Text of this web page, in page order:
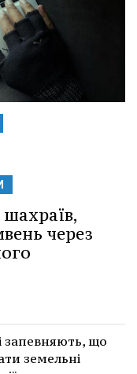
через
запевняють, що
земельні